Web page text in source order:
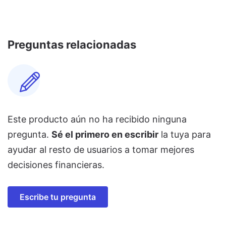
Preguntas relacionadas
Este producto aún no ha recibido ninguna
pregunta. Sé el primero en escribir la tuya para
ayudar al resto de usuarios a tomar mejores
decisiones financieras.
Escribe tu pregunta